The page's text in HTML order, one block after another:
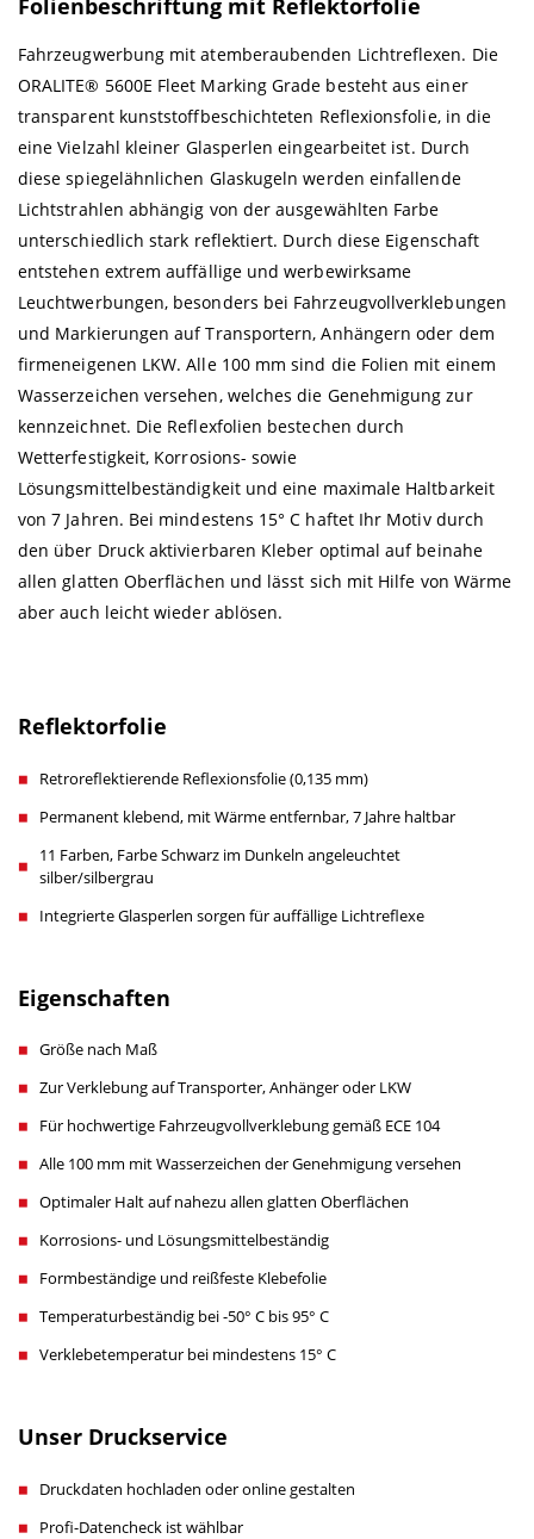
Folienbeschriftung mit Reflektorfolie
Fahrzeugwerbung mit atemberaubenden Lichtreflexen. Die
ORALITE® 5600E Fleet Marking Grade besteht aus einer
transparent kunststoffbeschichteten Reflexionsfolie, in die
eine Vielzahl kleiner Glasperlen eingearbeitet ist. Durch
diese spiegelähnlichen Glaskugeln werden einfallende
Lichtstrahlen abhängig von der ausgewählten Farbe
unterschiedlich stark reflektiert. Durch diese Eigenschaft
entstehen extrem auffällige und werbewirksame
Leuchtwerbungen, besonders bei Fahrzeugvollverklebungen
und Markierungen auf Transportern, Anhängern oder dem
firmeneigenen LKW. Alle 100 mm sind die Folien mit einem
Wasserzeichen versehen, welches die Genehmigung zur
kennzeichnet. Die Reflexfolien bestechen durch
Wetterfestigkeit, Korrosions- sowie
Lösungsmittelbeständigkeit und eine maximale Haltbarkeit
von 7 Jahren. Bei mindestens 15° C haftet Ihr Motiv durch
den über Druck aktivierbaren Kleber optimal auf beinahe
allen glatten Oberflächen und lässt sich mit Hilfe von Wärme
aber auch leicht wieder ablösen.
Reflektorfolie
Retroreflektierende Reflexionsfolie (0,135 mm)
Permanent klebend, mit Wärme entfernbar, 7 Jahre haltbar
11 Farben, Farbe Schwarz im Dunkeln angeleuchtet
silber/silbergrau
Integrierte Glasperlen sorgen für auffällige Lichtreflexe
Eigenschaften
Größe nach Maß
Zur Verklebung auf Transporter, Anhänger oder LKW
Für hochwertige Fahrzeugvollverklebung gemäß ECE 104
Alle 100 mm mit Wasserzeichen der Genehmigung versehen
Optimaler Halt auf nahezu allen glatten Oberflächen
Korrosions- und Lösungsmittelbeständig
Formbeständige und reißfeste Klebefolie
Temperaturbeständig bei -50° C bis 95° C
Verklebetemperatur bei mindestens 15° C
Unser Druckservice
Druckdaten hochladen oder online gestalten
Profi-Datencheck ist wählbar